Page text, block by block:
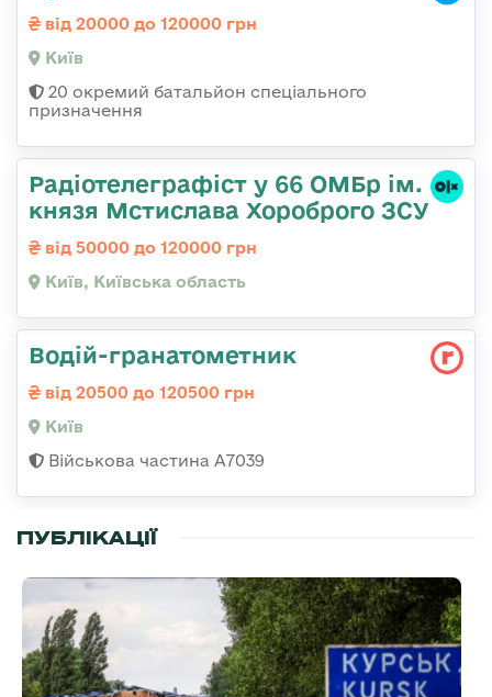
від 20000 до 120000 грн
Київ
20 окремий батальйон спеціального
призначення
Радіотелеграфіст у 66 ОМБр ім.
князя Мстислава Хороброго ЗСУ
від 50000 до 120000 грн
Київ, Київська область
Водій-гранатометник
від 20500 до 120500 грн
Київ
Військова частина А7039
ПУБЛІКАЦІЇ